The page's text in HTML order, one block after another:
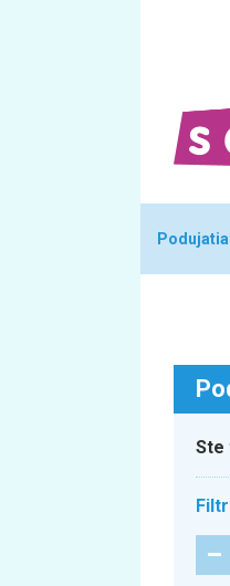
Podujatia
Ste